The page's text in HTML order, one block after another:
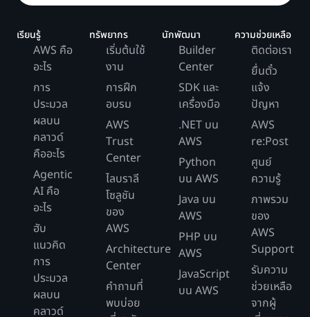
เรียนรู้
AWS คือ
อะไร
การ
ประมวล
ผลบน
คลาวด์
คืออะไร
Agentic
AI คือ
อะไร
ฮับ
แนวคิด
การ
ประมวล
ผลบน
คลาวด์
ทรัพยากร
เริ่มต้นใช้
งาน
การฝึก
อบรม
AWS
Trust
Center
ไลบราลี
โซลูชัน
ของ
AWS
Architecture
Center
คำถามที่
พบบ่อย
นักพัฒนา
Builder
Center
SDK และ
เครื่องมือ
.NET บน
AWS
Python
บน AWS
Java บน
AWS
PHP บน
AWS
JavaScript
บน AWS
ความช่วยเหลือ
ติดต่อเรา
ยื่นตั๋ว
แจ้ง
ปัญหา
AWS
re:Post
ศูนย์
ความรู้
ภาพรวม
ของ
AWS
Support
รับความ
ช่วยเหลือ
จากผู้